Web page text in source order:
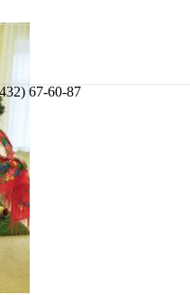
67-60-87